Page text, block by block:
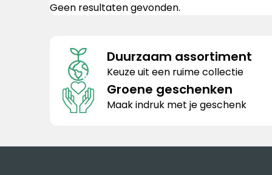
Geen resultaten gevonden.
Duurzaam assortiment
Keuze uit een ruime collectie
Groene geschenken
Maak indruk met je geschenk